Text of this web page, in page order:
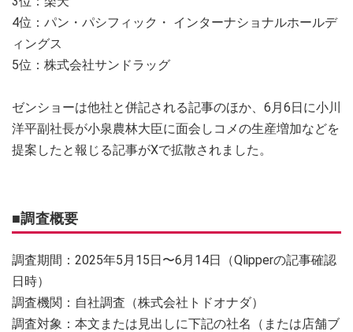
4位：パン・パシフィック・ インターナショナルホールデ
ィングス
5位：株式会社サンドラッグ
ゼンショーは他社と併記される記事のほか、6月6日に小川
洋平副社長が小泉農林大臣に面会しコメの生産増加などを
提案したと報じる記事がXで拡散されました。
■調査概要
調査期間：2025年5月15日〜6月14日（Qlipperの記事確認
日時）
調査機関：自社調査（株式会社トドオナダ）
調査対象：本文または見出しに下記の社名（または店舗ブ